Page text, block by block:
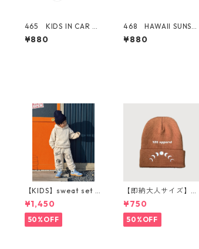
465 KIDS IN CAR Gi
rl 女の子 "Californi
a Market Center"
¥880
468 HAWAII SUNSET
シリーズ！ WAIKIKI
BEACH ロゴ 【ピン
¥880
【KIDS】sweat set u
p パンツ購入ページ
¥1,450
50%OFF
【即納大人サイズ】m
oon beanie
¥750
50%OFF